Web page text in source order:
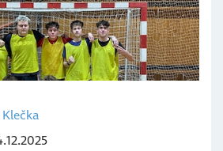
Klečka